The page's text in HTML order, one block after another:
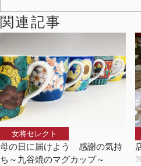
関連記事
女将セレクト
母の日に届けよう 感謝の気持
ち～九谷焼のマグカップ～